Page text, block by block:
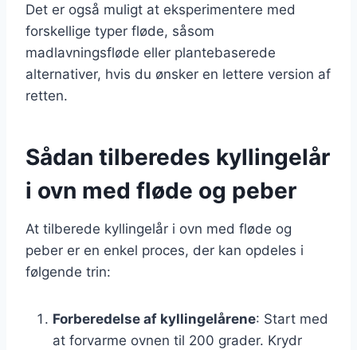
Det er også muligt at eksperimentere med
forskellige typer fløde, såsom
madlavningsfløde eller plantebaserede
alternativer, hvis du ønsker en lettere version af
retten.
Sådan tilberedes kyllingelår
i ovn med fløde og peber
At tilberede kyllingelår i ovn med fløde og
peber er en enkel proces, der kan opdeles i
følgende trin:
Forberedelse af kyllingelårene: Start med
at forvarme ovnen til 200 grader. Krydr